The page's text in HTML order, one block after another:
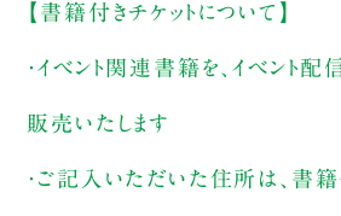
【書籍付きチケットについて】
・イベント関連書籍を、イベント配
販売いたします
・ご記入いただいた住所は、書